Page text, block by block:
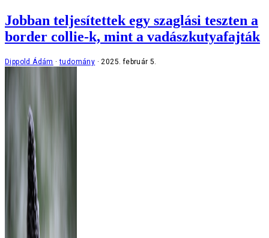
Jobban teljesítettek egy szaglási teszten a
border collie-k, mint a vadászkutyafajták
Dippold Ádám tudomány 2025. február 5.